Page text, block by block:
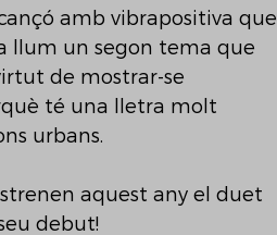
amb vibrapositiva que
llum un segon tema que
de mostrar-se
té una lletra molt
urbans.
aquest any el duet
debut!